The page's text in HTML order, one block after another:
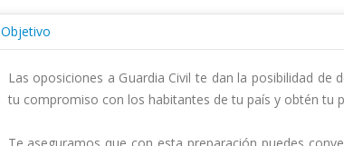
Objetivo
Las oposiciones a Guardia Civil te dan la posibilidad
tu compromiso con los habitantes de tu país y obtén tu
Te aseguramos que con esta preparación puedes